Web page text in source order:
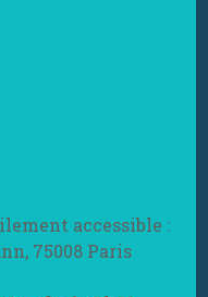
accessible :
75008 Paris